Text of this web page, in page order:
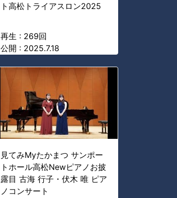
ト高松トライアスロン2025
再生 : 269回
公開 : 2025.7.18
見てみMyたかまつ サンポー
トホール高松Newピアノお披
露目 古海 行子・伏木 唯 ピア
ノコンサート